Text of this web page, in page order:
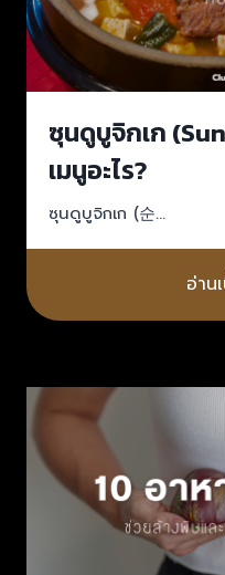
ซุนดูบูจิกเก
เมนูอะไร?
ซุนดูบูจิกเก (순…
อ่าน